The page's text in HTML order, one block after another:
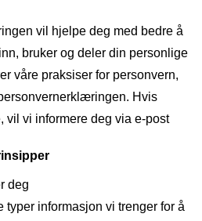
vil hjelpe deg med bedre å
bruker og deler din personlige
våre praksiser for personvern,
Hvis
vil vi informere deg via e-post
deg
informasjon vi trenger for å